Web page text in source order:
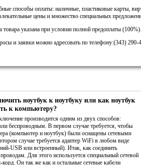
способы оплаты: наличные, пластиковые карты,
цены и множество специальных
товара указана при условии полной предоплаты
и заявки можно адресовать по телефону:(343) 290-
ноутбук к ноутбуку или как ноутбук
к компьютеру?
производится одним из двух способов:
беспроводным. В первом случае требуется, чтобы
(компьютер и ноутбук) были оснащены сетевыми
случае требуется адаптер WiFi в любом виде
USB или встроенный). Итак, как соединить
Для этого используется специальный сетевой
корд. Он так же как и остальные сетевые кабели